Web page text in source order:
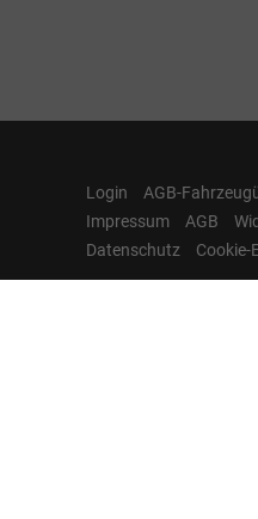
Login
AGB-
Impressum
AGB
Datenschutz
Cookie-